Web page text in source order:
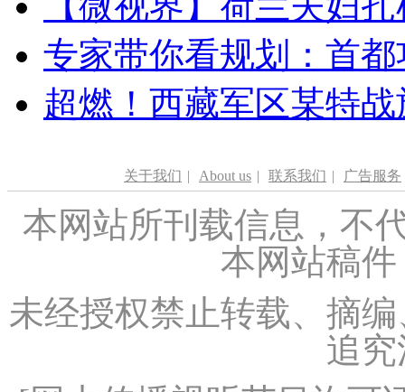
专家带你看规划：首
超燃！西藏军区某特
关于我们 | About us | 联系我们 | 广告服务
本网站所刊载信息，不
本网站稿
未经授权禁止转载、摘
追